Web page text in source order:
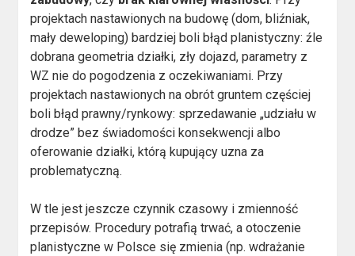
projektach nastawionych na budowę (dom, bliźniak,
mały deweloping) bardziej boli błąd planistyczny: źle
dobrana geometria działki, zły dojazd, parametry z
WZ nie do pogodzenia z oczekiwaniami. Przy
projektach nastawionych na obrót gruntem częściej
boli błąd prawny/rynkowy: sprzedawanie „udziału w
drodze” bez świadomości konsekwencji albo
oferowanie działki, którą kupujący uzna za
problematyczną.
W tle jest jeszcze czynnik czasowy i zmienność
przepisów. Procedury potrafią trwać, a otoczenie
planistyczne w Polsce się zmienia (np. wdrażanie